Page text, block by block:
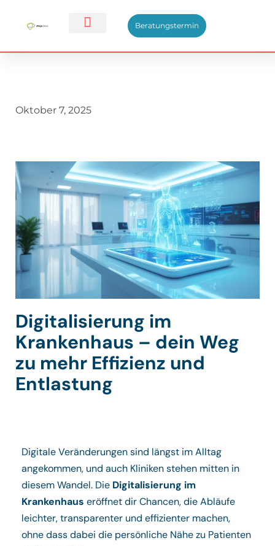
Beratungstermin
Oktober 7, 2025
Digitalisierung im
Krankenhaus – dein Weg
zu mehr Effizienz und
Entlastung
Digitale Veränderungen sind längst im Alltag
angekommen, und auch Kliniken stehen mitten in
diesem Wandel. Die Digitalisierung im
Krankenhaus eröffnet dir Chancen, die Abläufe
leichter, transparenter und effizienter machen,
ohne dass dabei die persönliche Nähe zu Patienten